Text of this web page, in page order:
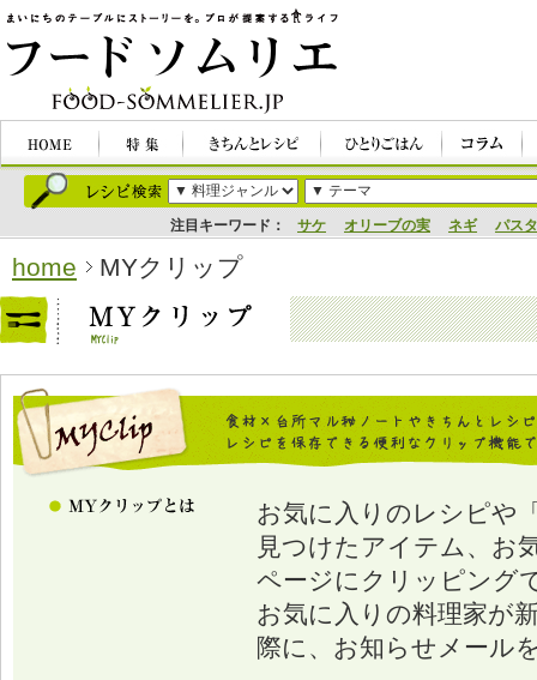
注目キーワード： サケ オリーブの実 ネギ パスタ
home MYクリップ
お気に入りのレシピや
見つけたアイテム、お
ページにクリッピング
お気に入りの料理家が
際に、お知らせメール